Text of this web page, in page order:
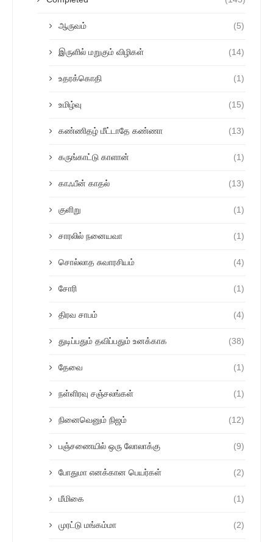
ஆருவம் (5)
இருளில் மறுகும் விழிகள் (14)
உதரக்கொதி (1)
உமிழ்வு (15)
கண்ணிதழ் மீட்டாதே கண்ணா (13)
கருங்காட்டு காளான் (1)
காஃபீன் காதல் (13)
குளிறு (1)
சாரலில் நனையவா (1)
சொல்லாத சுவாரசியம் (4)
சோரி (1)
திரவ சாபம் (4)
துடிப்பதும் தவிப்பதும் உனக்காக (38)
தேவை (1)
நள்ளிரவு சஞ்சலங்கள் (1)
நினைவெனும் நிஜம் (12)
பஞ்சணையில் ஒரு லோலாக்கு (9)
போதுமா எனக்கான பெயர்கள் (2)
மீமிகை (1)
முரட்டு மங்கம்மா (2)